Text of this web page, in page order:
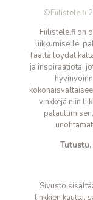
©Fiilistele.fi
Fiilistele.fi on
liikkumiselle,
Täältä löydät
ja inspiraatiota,
vinkkejä niin
Sivusto
linkkien kautta,